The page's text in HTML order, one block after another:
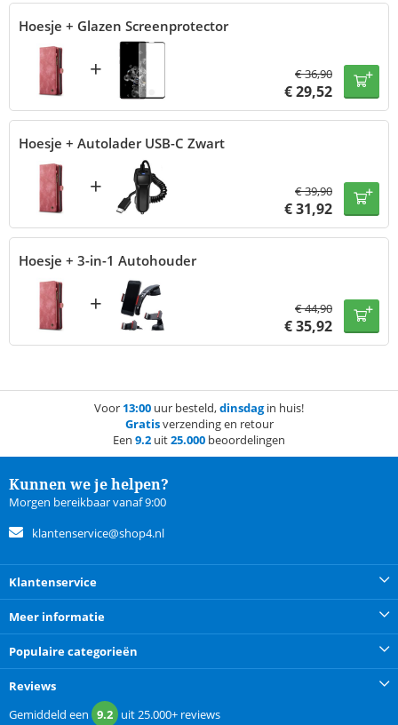
Hoesje + Glazen Screenprotector
+ €36,90
€29,52
Hoesje + Autolader USB-C Zwart
+ €39,90
€31,92
Hoesje + 3-in-1 Autohouder
+ €44,90
€35,92
Voor 13:00 uur besteld,dinsdagin huis!
Gratisverzending en retour
Een 9.2 uit25.000 beoordelingen
Kunnen we je helpen?
Morgen bereikbaar vanaf 9:00
klantenservice@shop4.nl
Klantenservice
Meer informatie
Populaire categorieën
Reviews
Gemiddeld een 9.2 uit25.000+ reviews